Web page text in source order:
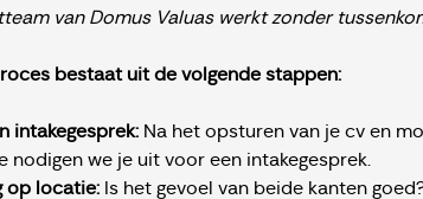
van Domus Valuas werkt zonder
bestaat uit de volgende stappen:
intakegesprek:Na het opsturen van je cv en
nodigen we je uit voor een intakegesprek.
op locatie:Is het gevoel van beide kanten